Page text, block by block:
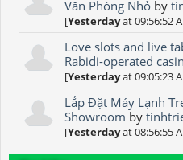
Văn Phòng Nhỏ by
[Yesterdayat 09:56:52
Love slots and live
Rabidi-operated
[Yesterdayat 09:05:23
Lắp Đặt Máy Lạnh
Showroom by
[Yesterdayat 08:56:55